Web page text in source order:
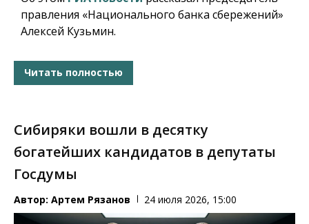
правления «Национального банка сбережений»
Алексей Кузьмин.
Читать полностью
Сибиряки вошли в десятку
богатейших кандидатов в депутаты
Госдумы
Автор: Артем Рязанов 24 июля 2026, 15:00